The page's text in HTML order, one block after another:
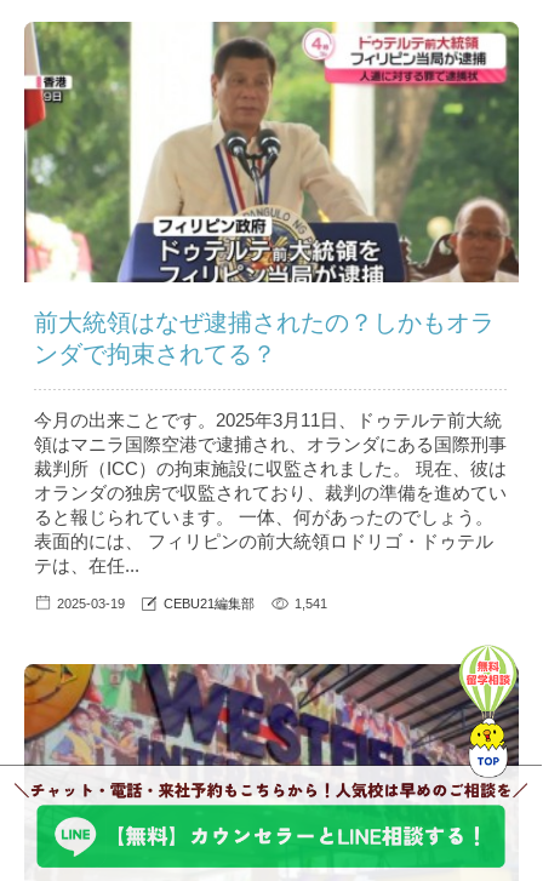
前大統領はなぜ逮捕されたの？しかもオラ
ンダで拘束されてる？
今月の出来ことです。2025年3月11日、ドゥテルテ前大統
領はマニラ国際空港で逮捕され、オランダにある国際刑事
裁判所（ICC）の拘束施設に収監されました。 現在、彼は
オランダの独房で収監されており、裁判の準備を進めてい
ると報じられています。 一体、何があったのでしょう。
表面的には、 フィリピンの前大統領ロドリゴ・ドゥテル
テは、在任...
2025-03-19 CEBU21編集部 1,541